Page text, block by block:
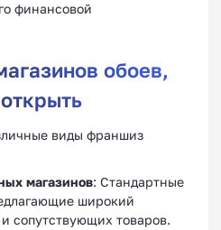
финансовой
обоев,
виды франшиз
магазинов: Стандартные
широкий
сопутствующих товаров.